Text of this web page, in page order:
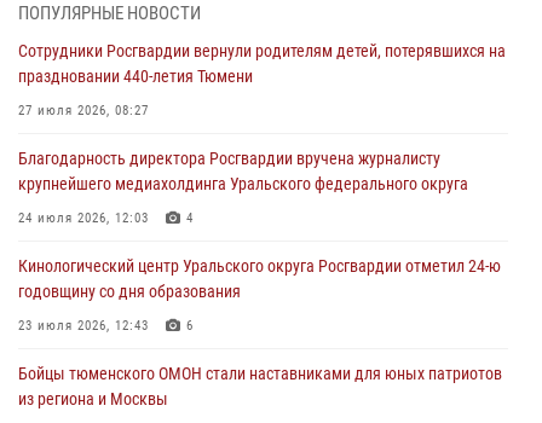
масштабных спортивных событий на Урале
05 августа 2026, 05:22
виновника ДТП
05 августа 2026, 05:15
труженицу тыла из Тюмени
04 августа 2026, 11:07
условиях в Тюменской области (видео)
04 августа 2026, 06:28
ПОПУЛЯРНЫЕ НОВОСТИ
Сотрудники Росгвардии вернули родителям детей, потерявшихся на
праздновании 440-летия Тюмени
27 июля 2026, 08:27
Благодарность директора Росгвардии вручена журналисту
крупнейшего медиахолдинга Уральского федерального округа
24 июля 2026, 12:03 4
Кинологический центр Уральского округа Росгвардии отметил 24-ю
годовщину со дня образования
23 июля 2026, 12:43 6
Бойцы тюменского ОМОН стали наставниками для юных патриотов
из региона и Москвы